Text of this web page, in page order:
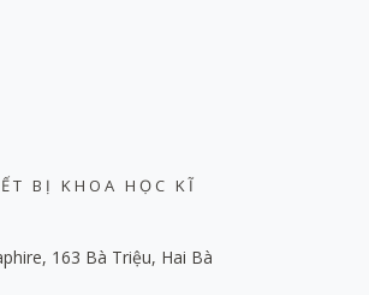
BỊ KHOA HỌC KĨ
163 Bà Triệu, Hai Bà